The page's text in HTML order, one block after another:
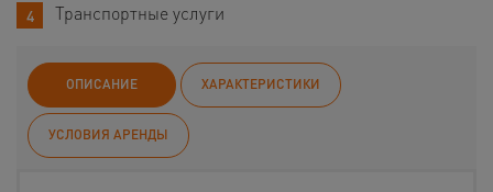
Транспортные услуги
ОПИСАНИЕ ХАРАКТЕРИСТИКИ
УСЛОВИЯ АРЕНДЫ